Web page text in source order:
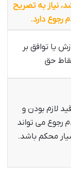
نیاز به تصریح
رجوع دارد.
یا توافق بر
حق
لازم بودن و
رجوع می تواند
محکم باشد.